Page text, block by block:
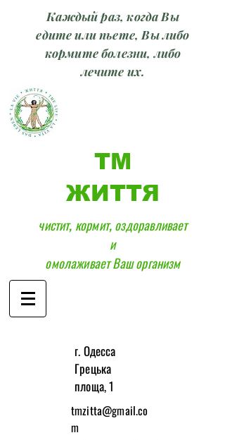
Каждый раз, когда Вы
едите или пьете, Вы либо
кормите болезни, либо
лечите их.
ТМ
ЖИТТЯ
чистит, кормит, оздоравливает
и
омолаживает Ваш организм
г. Одесса
Грецька
площа, 1
tmzitta@gmail.co
m